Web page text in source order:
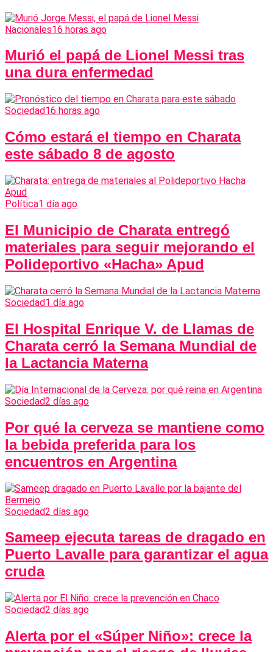
Nacionales16 horas ago
Murió el papá de Lionel Messi tras
una dura enfermedad
Sociedad16 horas ago
Cómo estará el tiempo en Charata
este sábado 8 de agosto
Política1 día ago
El Municipio de Charata entregó
materiales para seguir mejorando el
Polideportivo «Hacha» Apud
Sociedad1 día ago
El Hospital Enrique V. de Llamas de
Charata cerró la Semana Mundial de
la Lactancia Materna
Sociedad2 días ago
Por qué la cerveza se mantiene como
la bebida preferida para los
encuentros en Argentina
Sociedad2 días ago
Sameep ejecuta tareas de dragado en
Puerto Lavalle para garantizar el agua
cruda
Sociedad2 días ago
Alerta por el «Súper Niño»: crece la